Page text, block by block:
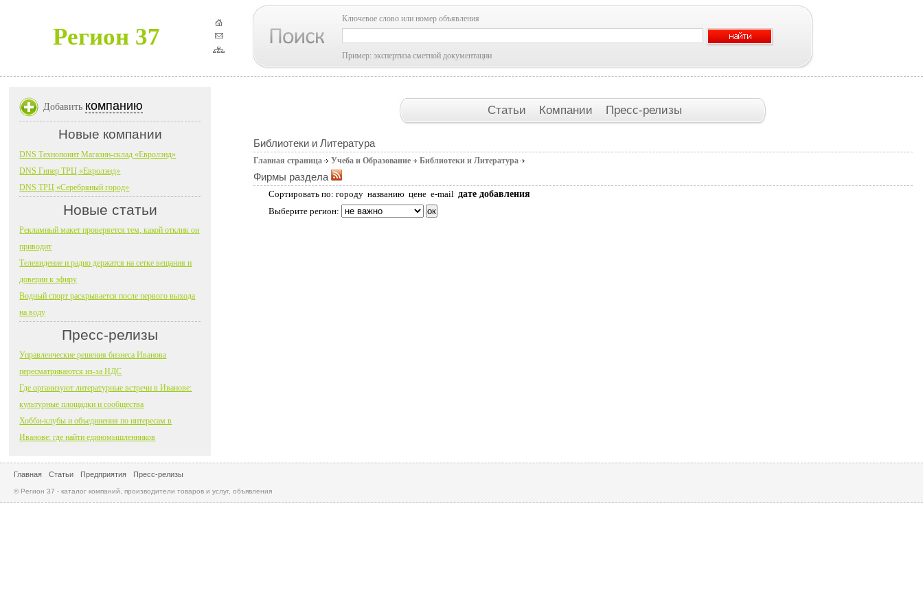
Регион 37
Ключевое слово или номер объявления
Пример: экспертиза сметной документации
Статьи Компании Пресс-релизы
Библиотеки и Литература
Главная страница Учеба и Образование Библиотеки и Литература
Фирмы раздела
Сортировать по: городу названию цене e-mail дате добавления
Выберите регион:
Добавить компанию
Новые компании
DNS Технопоинт Магазин-склад «Евролэнд»
DNS Гипер ТРЦ «Евролэнд»
DNS ТРЦ «Серебряный город»
Новые статьи
Рекламный макет проверяется тем, какой отклик он
приводит
Телевидение и радио держатся на сетке вещания и
доверии к эфиру
Водный спорт раскрывается после первого выхода
на воду
Пресс-релизы
Управленческие решения бизнеса Иванова
пересматриваются из-за НДС
Где организуют литературные встречи в Иванове:
культурные площадки и сообщества
Хобби-клубы и объединения по интересам в
Иванове: где найти единомышленников
Главная Статьи Предприятия Пресс-релизы
© Регион 37 - каталог компаний, производители товаров и услуг, объявления